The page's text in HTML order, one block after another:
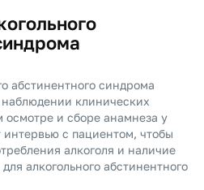
абстинентного синдрома
клинических
и сборе анамнеза у
с пациентом, чтобы
алкоголя и наличие
алкогольного абстинентного